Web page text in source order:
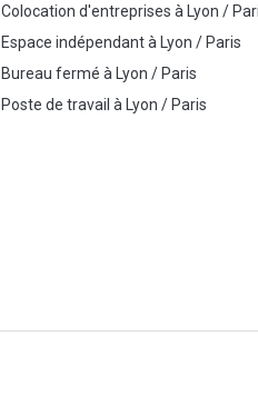
Colocation d'entreprises à Lyon /
Espace indépendantà Lyon /Paris
Bureau fermé à Lyon /Paris
Poste de travail à Lyon /Paris